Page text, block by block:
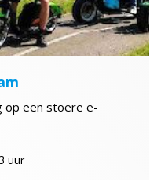
op een stoere e-
uur